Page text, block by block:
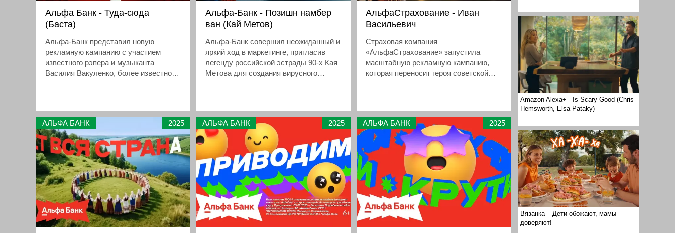
Amazon Alexa+ - Is Scary Good (Chris
Hemsworth, Elsa Pataky)
Вязанка – Дети обожают, мамы
доверяют!
Альфа Банк - Туда-сюда
(Баста)
Альфа-Банк представил новую
рекламную кампанию с участием
известного рэпера и музыканта
Василия Вакуленко, более известного
банка
Альфа-Банк - Позишн намбер
ван (Кай Метов)
Альфа-Банк совершил неожиданный и
яркий ход в маркетинге, пригласив
легенду российской эстрады 90-х Кая
Метова для создания вирусного
преимущества банковской карты и
специальной акции
АльфаСтрахование - Иван
Васильевич
Страховая компания
«АльфаСтрахование» запустила
масштабную рекламную кампанию,
которая переносит героя советской
что могло бы произойти, если бы царь
оказался не в прошлом, а в Москве
XXII века
АЛЬФА БАНК 2025 АЛЬФА БАНК 2025 АЛЬФА БАНК 2025